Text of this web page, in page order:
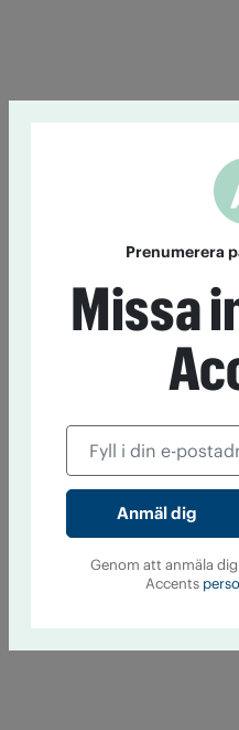
Prenumerera
Missa
Genom att anmäla
Accents